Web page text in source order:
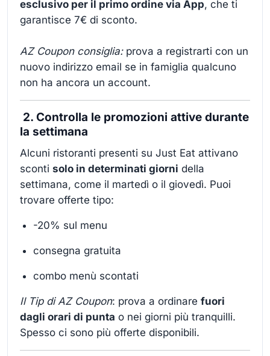
esclusivo per il primo ordine via App, che ti
garantisce 7€ di sconto.
AZ Coupon consiglia:prova a registrarti con un
nuovo indirizzo email se in famiglia qualcuno
non ha ancora un account.
2. Controlla le promozioni attive durante
la settimana
Alcuni ristoranti presenti su Just Eat attivano
sconti solo in determinati giorni della
settimana, come il martedì o il giovedì. Puoi
trovare offerte tipo:
-20% sul menu
consegna gratuita
combo menù scontati
Il Tip di AZ Coupon: prova a ordinare fuori
dagli orari di punta o nei giorni più tranquilli.
Spesso ci sono più offerte disponibili.